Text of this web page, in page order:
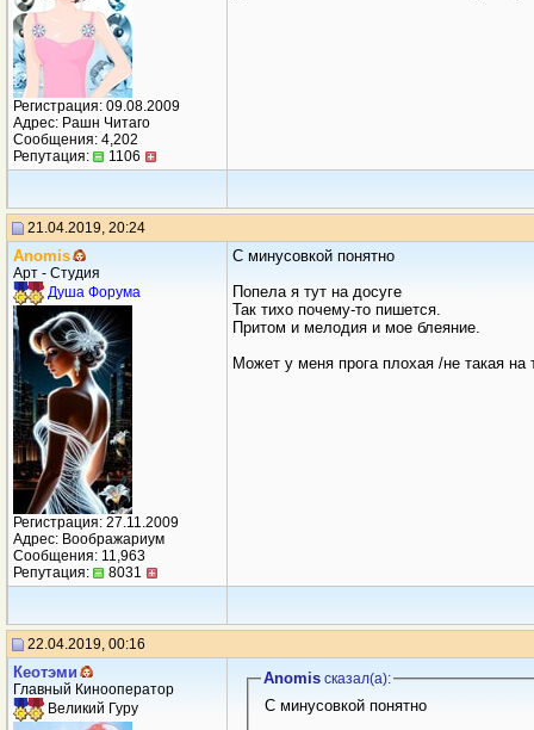
Регистрация: 09.08.2009
Адрес: Рашн Читаго
Сообщения: 4,202
Репутация:
1106
21.04.2019, 20:24
Anomis
Арт - Студия
Душа Форума
Регистрация: 27.11.2009
Адрес: Воображариум
Сообщения: 11,963
Репутация:
8031
С минусовкой понятно
Попела я тут на досуге
Так тихо почему-то пишется.
Притом и мелодия и мое блеяние.
Может у меня прога плохая /не такая на
22.04.2019, 00:16
Кеотэми
Главный Кинооператор
Великий Гуру
Anomisсказал(a):
С минусовкой понятно